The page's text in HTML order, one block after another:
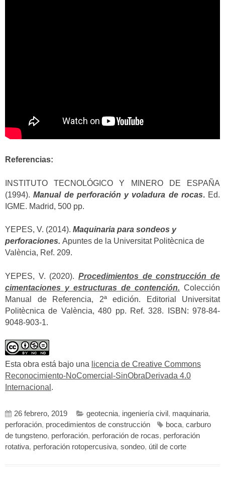
Referencias:
INSTITUTO TECNOLÓGICO Y MINERO DE ESPAÑA
(1994).Manual de perforación y voladura de rocas.Ed.
IGME. Madrid, 500 pp.
YEPES, V. (2014). Maquinaria para sondeos y
perforaciones. Apuntes de la Universitat Politècnica de
València, Ref. 209.
YEPES, V. (2020). Procedimientos de construcción de
cimentaciones y estructuras de contención. Colección
Manual de Referencia, 2ª edición. Editorial Universitat
Politècnica de València, 480 pp. Ref. 328. ISBN: 978-84-
9048-903-1.
Esta obra está bajo una licencia de Creative Commons
Reconocimiento-NoComercial-SinObraDerivada 4.0
Internacional .
26 febrero, 2019 geotecnia, ingeniería civil , maquinaria,
perforación, procedimientos de construcción boca, carburo
de tungsteno, perforación, perforación de rocas, perforación
rotativa, perforación rotopercusiva, sondeo, útil de corte